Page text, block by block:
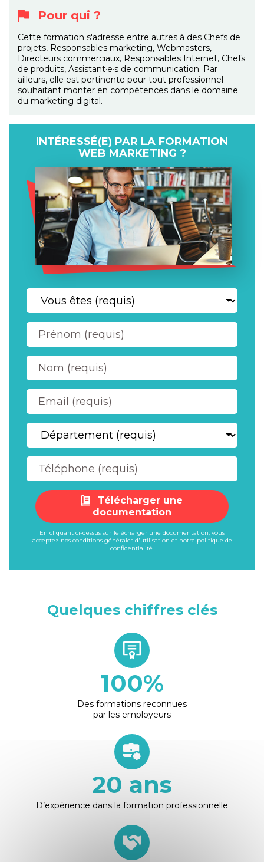
Pour qui ?
Cette formation s'adresse entre autres à des Chefs de
projets, Responsables marketing, Webmasters,
Directeurs commerciaux, Responsables Internet, Chefs
de produits, Assistant·e·s de communication. Par
ailleurs, elle est pertinente pour tout professionnel
souhaitant monter en compétences dans le domaine
du marketing digital.
INTÉRESSÉ(E) PAR LA FORMATION
WEB MARKETING ?
documentation
En cliquant ci-dessus sur Télécharger une documentation, vous
acceptez nos conditions générales d'utilisation et notre politique de
confidentialité.
Quelques chiffres clés
100%
Des formations reconnues
par les employeurs
20 ans
D’expérience dans la formation professionnelle